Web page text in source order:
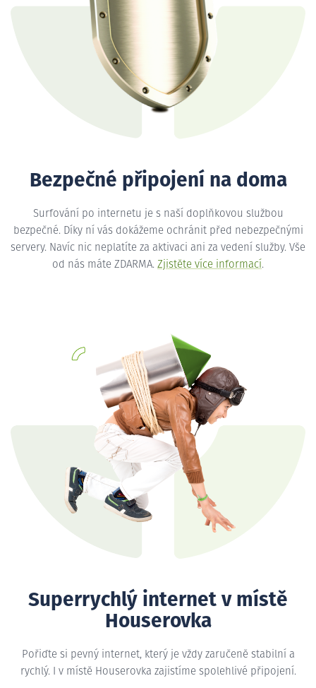
Bezpečné připojení na doma
Surfování po internetu je s naší doplňkovou službou
bezpečné. Díky ní vás dokážeme ochránit před nebezpečnými
servery. Navíc nic neplatíte za aktivaci ani za vedení služby. Vše
od nás máte ZDARMA. Zjistěte více informací.
Superrychlý internet v místě
Houserovka
Pořiďte si pevný internet, který je vždy zaručeně stabilní a
rychlý. I v místě Houserovka zajistíme spolehlivé připojení.